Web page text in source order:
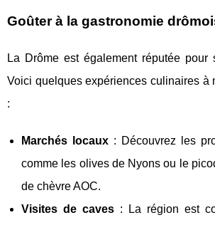
Goûter à la gastronomie
La Drôme est également réputée pour
Voici quelques expériences culinaires à
:
Marchés locaux: Découvrez les
comme les olives de Nyons ou le
de chèvre AOC.
Visites de caves : La région est